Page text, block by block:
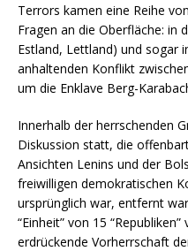
Terrors kamen eine Reihe
Fragen an die Oberfläche: in
Estland, Lettland) und sogar
anhaltenden Konflikt
um die Enklave Berg-
Innerhalb der herrschenden
Diskussion statt, die
Ansichten Lenins und der
freiwilligen demokratischen
ursprünglich war, entfernt
“Einheit” von 15
erdrückende Vorherrschaft